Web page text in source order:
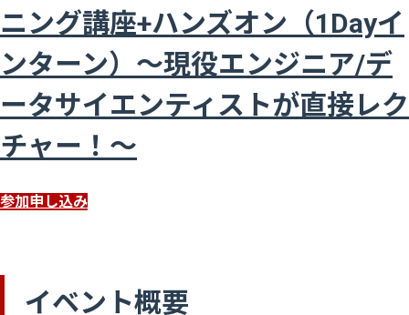
ニング講座+ハンズオン（1Dayイ
ンターン）～現役エンジニア/デ
ータサイエンティストが直接レク
チャー！～
参加申し込み
イベント概要